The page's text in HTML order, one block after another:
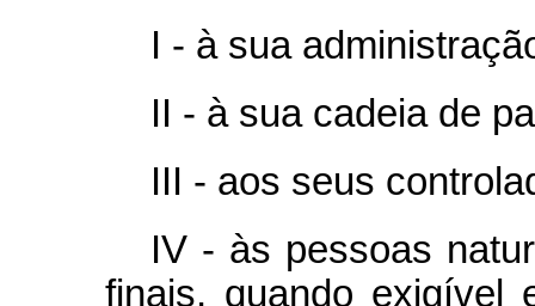
I - à sua
II - à sua cadeia de
III - aos seus
IV - às pessoas
finais, quando exigível